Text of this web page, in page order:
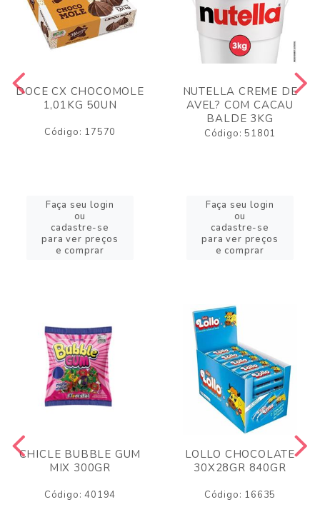
DOCE CX CHOCOMOLE
1,01KG 50UN
Código: 17570
Faça seu login
ou
cadastre-se
para ver preços
e comprar
NUTELLA CREME DE
AVEL? COM CACAU
BALDE 3KG
Código: 51801
Faça seu login
ou
cadastre-se
para ver preços
e comprar
CHICLE BUBBLE GUM
MIX 300GR
Código: 40194
LOLLO CHOCOLATE
30X28GR 840GR
Código: 16635